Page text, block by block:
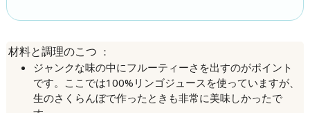
材料と調理のこつ
：
ジャンクな味の中にフルーティーさを出すのがポイント
です。ここでは100%リンゴジュースを使っていますが、
生のさくらんぼで作ったときも非常に美味しかったで